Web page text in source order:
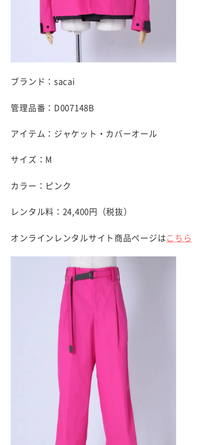
ブランド：sacai
管理品番：D007148B
アイテム：ジャケット・カバーオール
サイズ：M
カラー：ピンク
レンタル料：24,400円（税抜）
オンラインレンタルサイト商品ページは こちら